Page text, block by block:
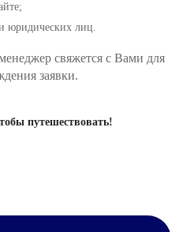
юридических лиц.
свяжется с Вами для
заявки.
путешествовать!